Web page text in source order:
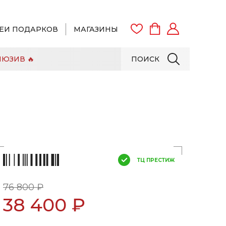
ПОДАРКОВ МАГАЗИНЫ
ПОИСК
🔥
ТЦ ПРЕСТИЖ
76 800 ₽
38 400 ₽